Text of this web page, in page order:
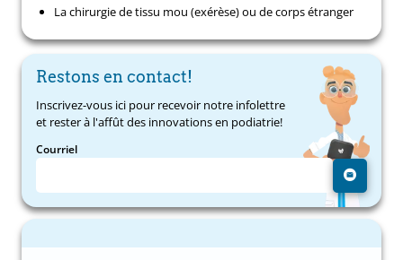
La chirurgie de tissu mou (exérèse) ou de corps étranger
Restons en contact!
Inscrivez-vous ici pour recevoir notre infolettre
et rester à l'affût des innovations en podiatrie!
Courriel